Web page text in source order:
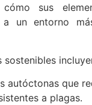
sus
a un entorno
sostenibles
autóctonas que
a plagas.